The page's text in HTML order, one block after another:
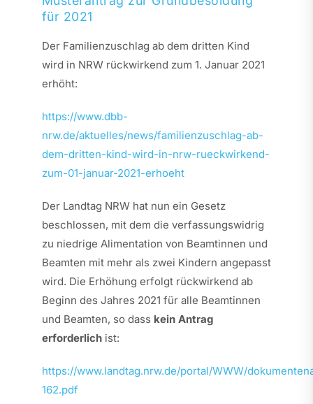
für 2021
Der Familienzuschlag ab dem dritten Kind
wird in NRW rückwirkend zum 1. Januar 2021
erhöht:
https://www.dbb-
nrw.de/aktuelles/news/familienzuschlag-ab-
dem-dritten-kind-wird-in-nrw-rueckwirkend-
zum-01-januar-2021-erhoeht
Der Landtag NRW hat nun ein Gesetz
beschlossen, mit dem die verfassungswidrig
zu niedrige Alimentation von Beamtinnen und
Beamten mit mehr als zwei Kindern angepasst
wird. Die Erhöhung erfolgt rückwirkend ab
Beginn des Jahres 2021 für alle Beamtinnen
und Beamten, so dass kein Antrag
erforderlich ist:
https://www.landtag.nrw.de/portal/WWW/
162.pdf